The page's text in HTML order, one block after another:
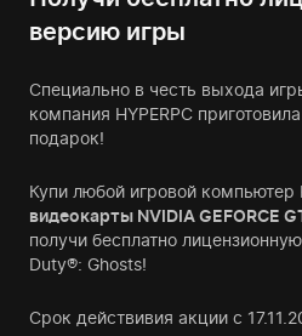
версию игры
Специально в честь выхода
компания HYPERPC
подарок!
Купи любой игровой компьютер
видеокарты NVIDIA GEFORCE
получи бесплатно
Duty®: Ghosts!
Срок действивия акции с